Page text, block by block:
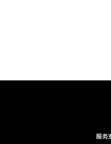
服务